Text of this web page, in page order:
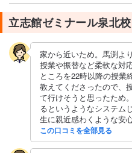
立志館ゼミナール泉北
家から近いため。馬渕よ
授業や振替など柔軟な対
ところを22時以降の授業
教えてくださったので、
て行けそうと思ったため
るというようなシステム
生に親近感わくような安
この口コミを全部見る